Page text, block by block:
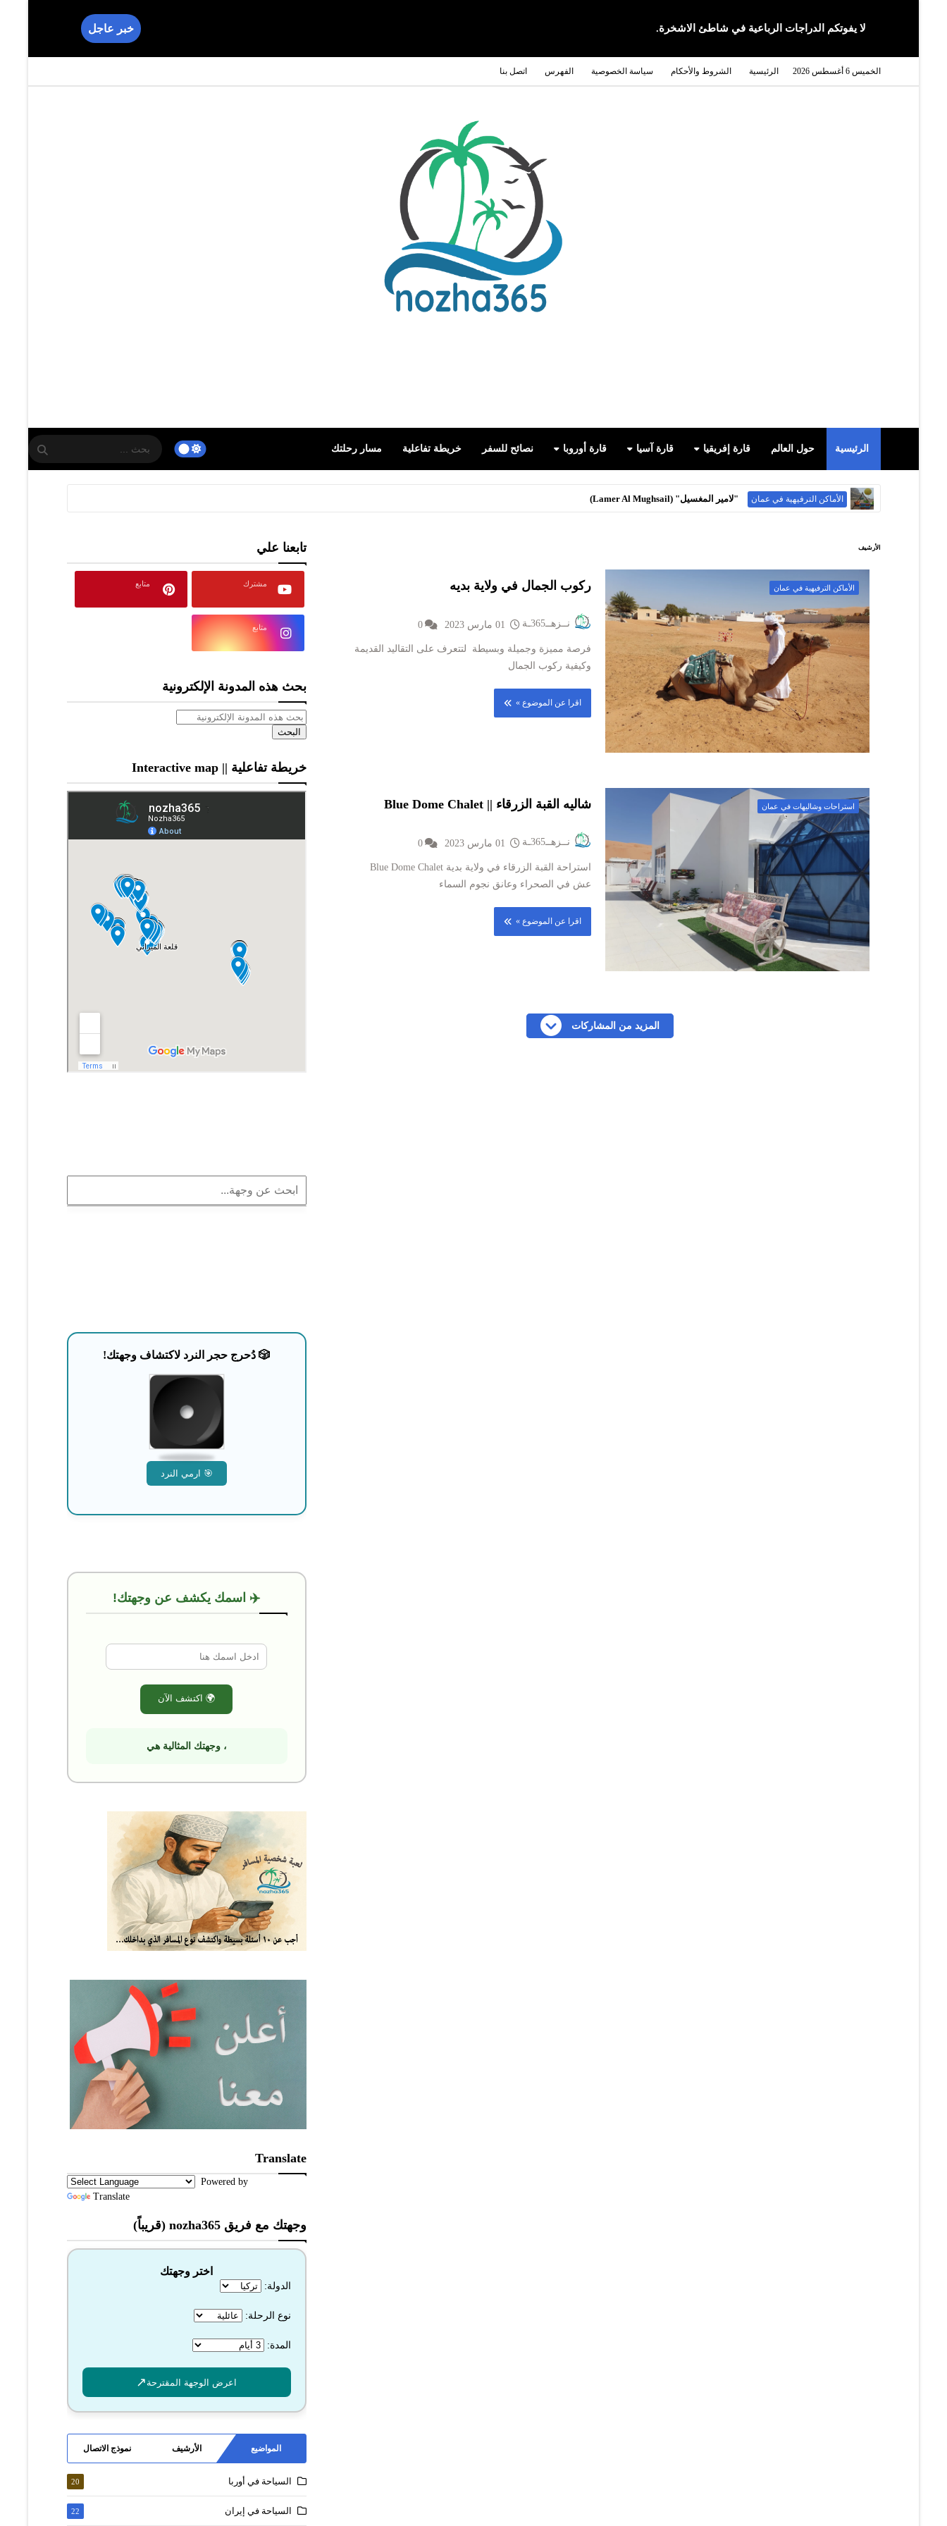
لا يفوتكم الدراجات الرباعية في شاطئ الاشخرة. خبر عاجل
الخميس 6 أغسطس 2026 الرئيسية الشروط والأحكام سياسة الخصوصية الفهرس اتصل بنا
الرئيسية حول العالم قارة إفريقيا قارة آسيا قارة أوروبا نصائح للسفر خريطة تفاعلية مسار رحلتك
السياحة في عمان حصن الحزم / الرستاق
الأرشيف
الأماكن الترفيهية في عمان ركوب الجمال في ولاية بديه
نــزهــ365ـة 0
فرصة مميزة وجميلة وبسيطة لتتعرف على التقاليد القديمة
وكيفية ركوب الجمال
اقرا عن الموضوع »
استراحات وشاليهات في عمان شاليه القبة الزرقاء || Blue Dome Chalet
نــزهــ365ـة 0
استراحة القبة الزرقاء في ولاية بدية Blue Dome Chalet
عش في الصحراء وعانق نجوم السماء
اقرا عن الموضوع »
المزيد من المشاركات
تابعنا علي
مشترك متابع
متابع
بحث هذه المدونة الإلكترونية
خريطة تفاعلية || Interactive map
🎲 دُحرج حجر النرد لاكتشاف وجهتك!
🎯 ارمي النرد
✈️ اسمك يكشف عن وجهتك!
🌍 اكتشف الآن
، وجهتك المثالية هي
Translate
Powered by
Translate
وجهتك مع فريق nozha365 (قريباً)
اختر وجهتك
الدولة:
نوع الرحلة:
المدة:
اعرض الوجهة المقترحة ↗️
المواضيع الأرشيف نموذج الاتصال
السياحة في أوربا 20
السياحة في إيران 22